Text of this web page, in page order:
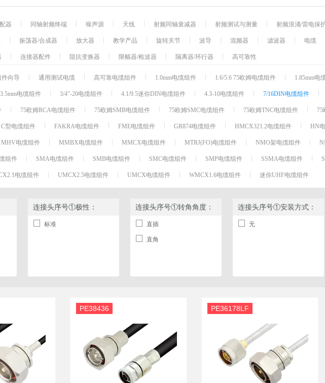
射频转接头
工具
巴伦
振荡器/合成器
放大器
混频器
滤波器
耦合器
限幅器/检波器
T型偏置器 Bias Tee
环形器
检测器
均衡器
硬件
匹配板
器 同轴射频终端 噪声源 天线 射频同轴衰减器 射频测试与测量 射频浪涌/雷电保
振荡器/合成器 放大器 教学产品 旋转关节 波导 混频器 滤波器 电缆
连接器配件 阻抗变换器 限幅器/检波器 隔离器/环行器 高可靠性
向导 通用测试电缆 高可靠电缆组件 1.0mm电缆组件 1.6/5.6 75欧姆电缆组件 1.85mm电
3.5mm电缆组件 3/4"-20电缆组件 4.1/9.5迷你DIN电缆组件 4.3-10电缆组件 7/16DIN电缆组件
75欧姆RCA电缆组件 75欧姆SMB电缆组件 75欧姆SMC电缆组件 75欧姆TNC电缆组件
C型电缆组件 FAKRA电缆组件 FME电缆组件 GR874电缆组件 HMCX321.2电缆组件 HN
MHV电缆组件 MMBX电缆组件 MMCX电缆组件 MTRJ(FO)电缆组件 NMO架电缆组件
组件 SMA电缆组件 SMB电缆组件 SMC电缆组件 SMP电缆组件 SSMA电缆组件
电缆组件 UMCX2.5电缆组件 UMCX电缆组件 WMCX1.6电缆组件 迷你UHF电缆组件
连接头序号①极性：
标准
连接头序号①转角角度：
直插
直角
连接头序号①安装方式：
无
PE38436 PE36178LF